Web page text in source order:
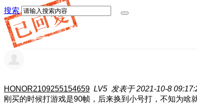
搜索
HONOR2109255154659 LV5 发表于 2021-10-8
刚买的时候打游戏是90帧，后来换到小号打，不知为啥